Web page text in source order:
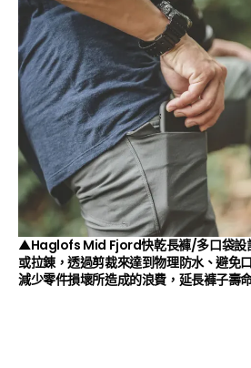
▲Haglofs Mid Fjord快乾長褲/多口袋設
或拉錬，透過剪裁來達到物理防水、避免
減少零件損壞所造成的浪費，延長褲子壽